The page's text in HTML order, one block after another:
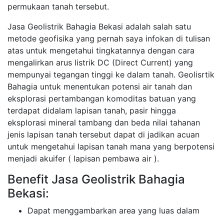
permukaan tanah tersebut.
Jasa Geolistrik Bahagia Bekasi adalah salah satu
metode geofisika yang pernah saya infokan di tulisan
atas untuk mengetahui tingkatannya dengan cara
mengalirkan arus listrik DC (Direct Current) yang
mempunyai tegangan tinggi ke dalam tanah. Geolisrtik
Bahagia untuk menentukan potensi air tanah dan
eksplorasi pertambangan komoditas batuan yang
terdapat didalam lapisan tanah, pasir hingga
eksplorasi mineral tambang dan beda nilai tahanan
jenis lapisan tanah tersebut dapat di jadikan acuan
untuk mengetahui lapisan tanah mana yang berpotensi
menjadi akuifer ( lapisan pembawa air ).
Benefit Jasa Geolistrik Bahagia
Bekasi:
Dapat menggambarkan area yang luas dalam